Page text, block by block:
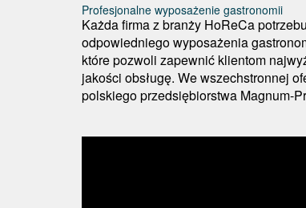
Profesjonalne wyposażenie gastronomii
Każda firma z branży HoReCa
odpowiedniego wyposażenia
które pozwoli zapewnić klientom
jakości obsługę. We wszechstronnej
polskiego przedsiębiorstwa Magnum-